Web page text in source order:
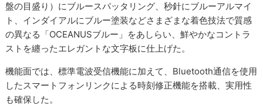
盤の目盛り）にブルースパッタリング、秒針にブルーアルマイ
ト、インダイアルにブルー塗装などさまざまな着色技法で質感
の異なる「OCEANUSブルー」をあしらい、鮮やかなコントラ
ストを纏ったエレガントな文字板に仕上げた。
機能面では、標準電波受信機能に加えて、Bluetooth通信を使用
したスマートフォンリンクによる時刻修正機能を搭載、実用性
も確保した。